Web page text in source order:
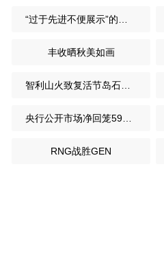
丰收晒秋美如画
RNG战胜GEN